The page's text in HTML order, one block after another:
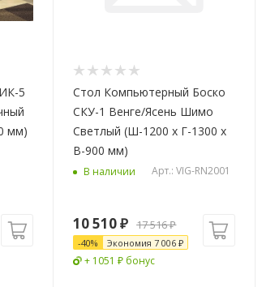
5
мм)
Стол Компьютерный Боско
СКУ-1 Венге/Ясень Шимо
Светлый (Ш-1200 х Г-1300 х
В-900 мм)
В наличии Арт.: VIG-RN2001
10 510₽ 17 516₽
-40% Экономия 7 006 ₽
+ 1051 ₽ бонус